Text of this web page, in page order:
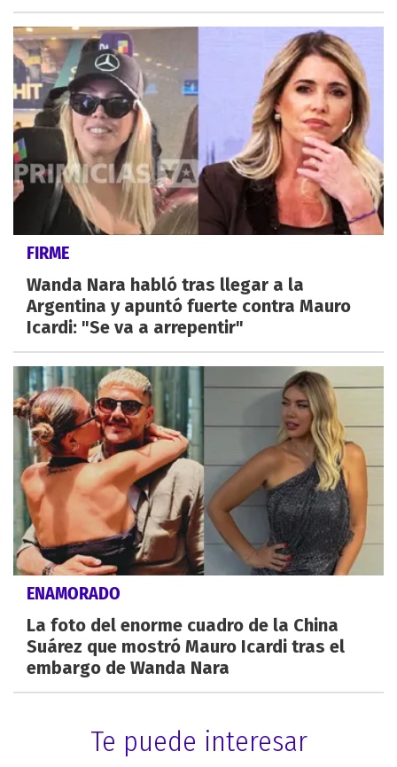
FIRME
Wanda Nara habló tras llegar a la
Argentina y apuntó fuerte contra Mauro
Icardi: "Se va a arrepentir"
ENAMORADO
La foto del enorme cuadro de la China
Suárez que mostró Mauro Icardi tras el
embargo de Wanda Nara
Te puede interesar